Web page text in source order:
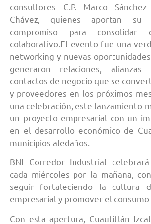
consultores C.P. Marco
Chávez, quienes aportan su
compromiso para consolidar
colaborativo.El evento fue una
networking y nuevas
generaron relaciones, alianzas
contactos de negocio que se
y proveedores en los próximos
una celebración, este lanzamiento
un proyecto empresarial con un
en el desarrollo económico de
municipios aledaños.
BNI Corredor Industrial
cada miércoles por la mañana,
seguir fortaleciendo la cultura
empresarial y promover el consumo
Con esta apertura, Cuautitlán